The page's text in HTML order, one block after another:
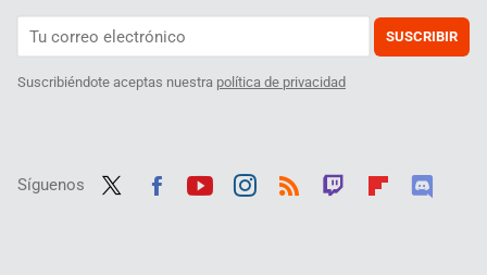
SUSCRIBIR
Suscribiéndote aceptas nuestra política de privacidad
Síguenos